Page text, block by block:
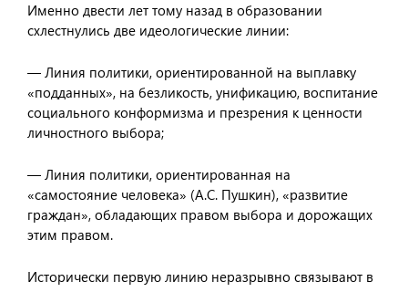
Именно двести лет тому назад в образовании
схлестнулись две идеологические линии:
— Линия политики, ориентированной на выплавку
«подданных», на безликость, унификацию, воспитание
социального конформизма и презрения к ценности
личностного выбора;
— Линия политики, ориентированная на
«самостояние человека» (А.С. Пушкин), «развитие
граждан», обладающих правом выбора и дорожащих
этим правом.
Исторически первую линию неразрывно связывают в